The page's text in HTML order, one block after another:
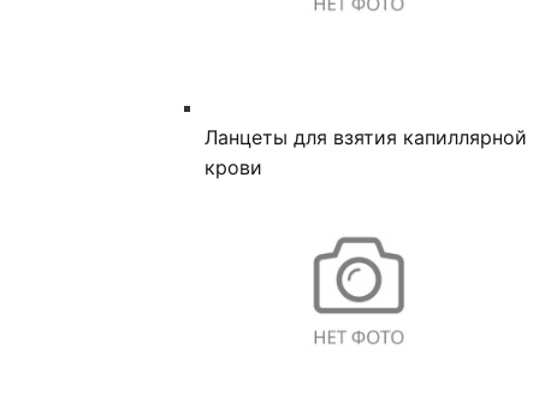
Ланцеты для взятия капиллярной
крови